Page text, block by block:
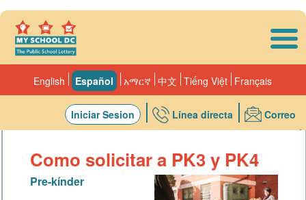
Français
Tiếng Việt
中文
አማርኛ
Español
English
Correo
Línea directa
Iniciar Sesion
Como solicitar a PK3 y PK4
Pre-kínder